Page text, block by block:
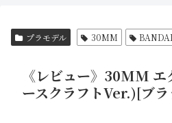
プラモデル 30MM BANDAI
《レビュー》30MM
ースクラフトVer.)[ブ